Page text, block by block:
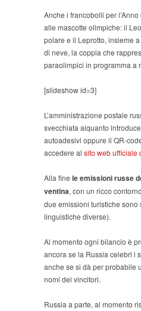
Anche i francobolli per
alle mascotte olimpiche: il
polare e il Leprotto, insieme
di neve, la coppia che
paraolimpici in programma a
[slideshow id=3]
L’amministrazione postale
svecchiata alquanto
autoadesivi oppure il QR-
accedere al sito web ufficiale
Alla fine le emissioni russe
ventina, con un ricco
due emissioni turistiche sono
linguistiche diverse).
Al momento ogni bilancio è
ancora se la Russia celebri i
anche se si dà per probabile
nomi dei vincitori.
Russia a parte, al momento